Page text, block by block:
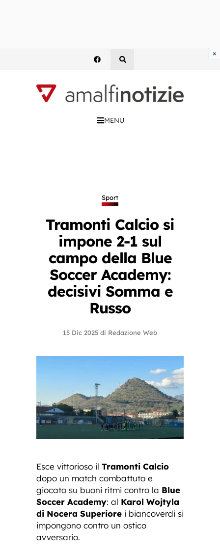
MENU
Sport
Tramonti Calcio si
impone 2-1 sul
campo della Blue
Soccer Academy:
decisivi Somma e
Russo
15 Dic 2025 di Redazione Web
Esce vittorioso il Tramonti Calcio
dopo un match combattuto e
giocato su buoni ritmi contro la Blue
Soccer Academy: al Karol Wojtyla
di Nocera Superiore i biancoverdi si
impongono contro un ostico
avversario.
×